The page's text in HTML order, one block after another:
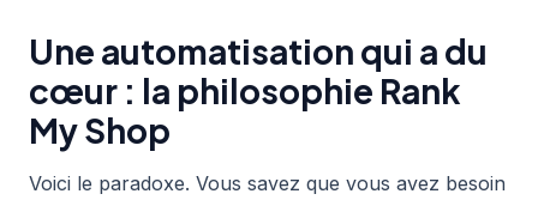
Une automatisation qui a du
cœur : la philosophie Rank
My Shop
Voici le paradoxe. Vous savez que vous avez besoin